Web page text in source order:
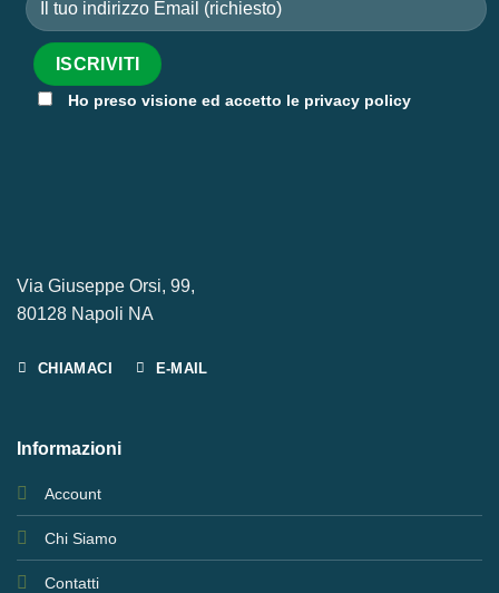
Ho preso visione ed accetto le privacy policy
Via Giuseppe Orsi, 99,
80128 Napoli NA
CHIAMACI E-MAIL
Informazioni
Account
Chi Siamo
Contatti